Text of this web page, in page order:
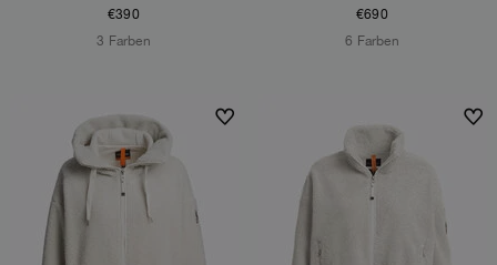
€390
3 Farben
€690
6 Farben
NEW ARRIVALS NEW ARRIVALS